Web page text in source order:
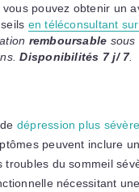
pouvez obtenir un
en téléconsultant
remboursable sous
Disponibilités 7 j/ 7.
dépression plus
peuvent inclure
troubles du sommeil
nécessitant